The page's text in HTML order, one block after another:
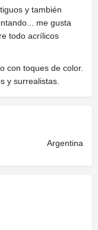
y también
me gusta
todo acrílicos
con toques de color.
y surrealistas.
Argentina